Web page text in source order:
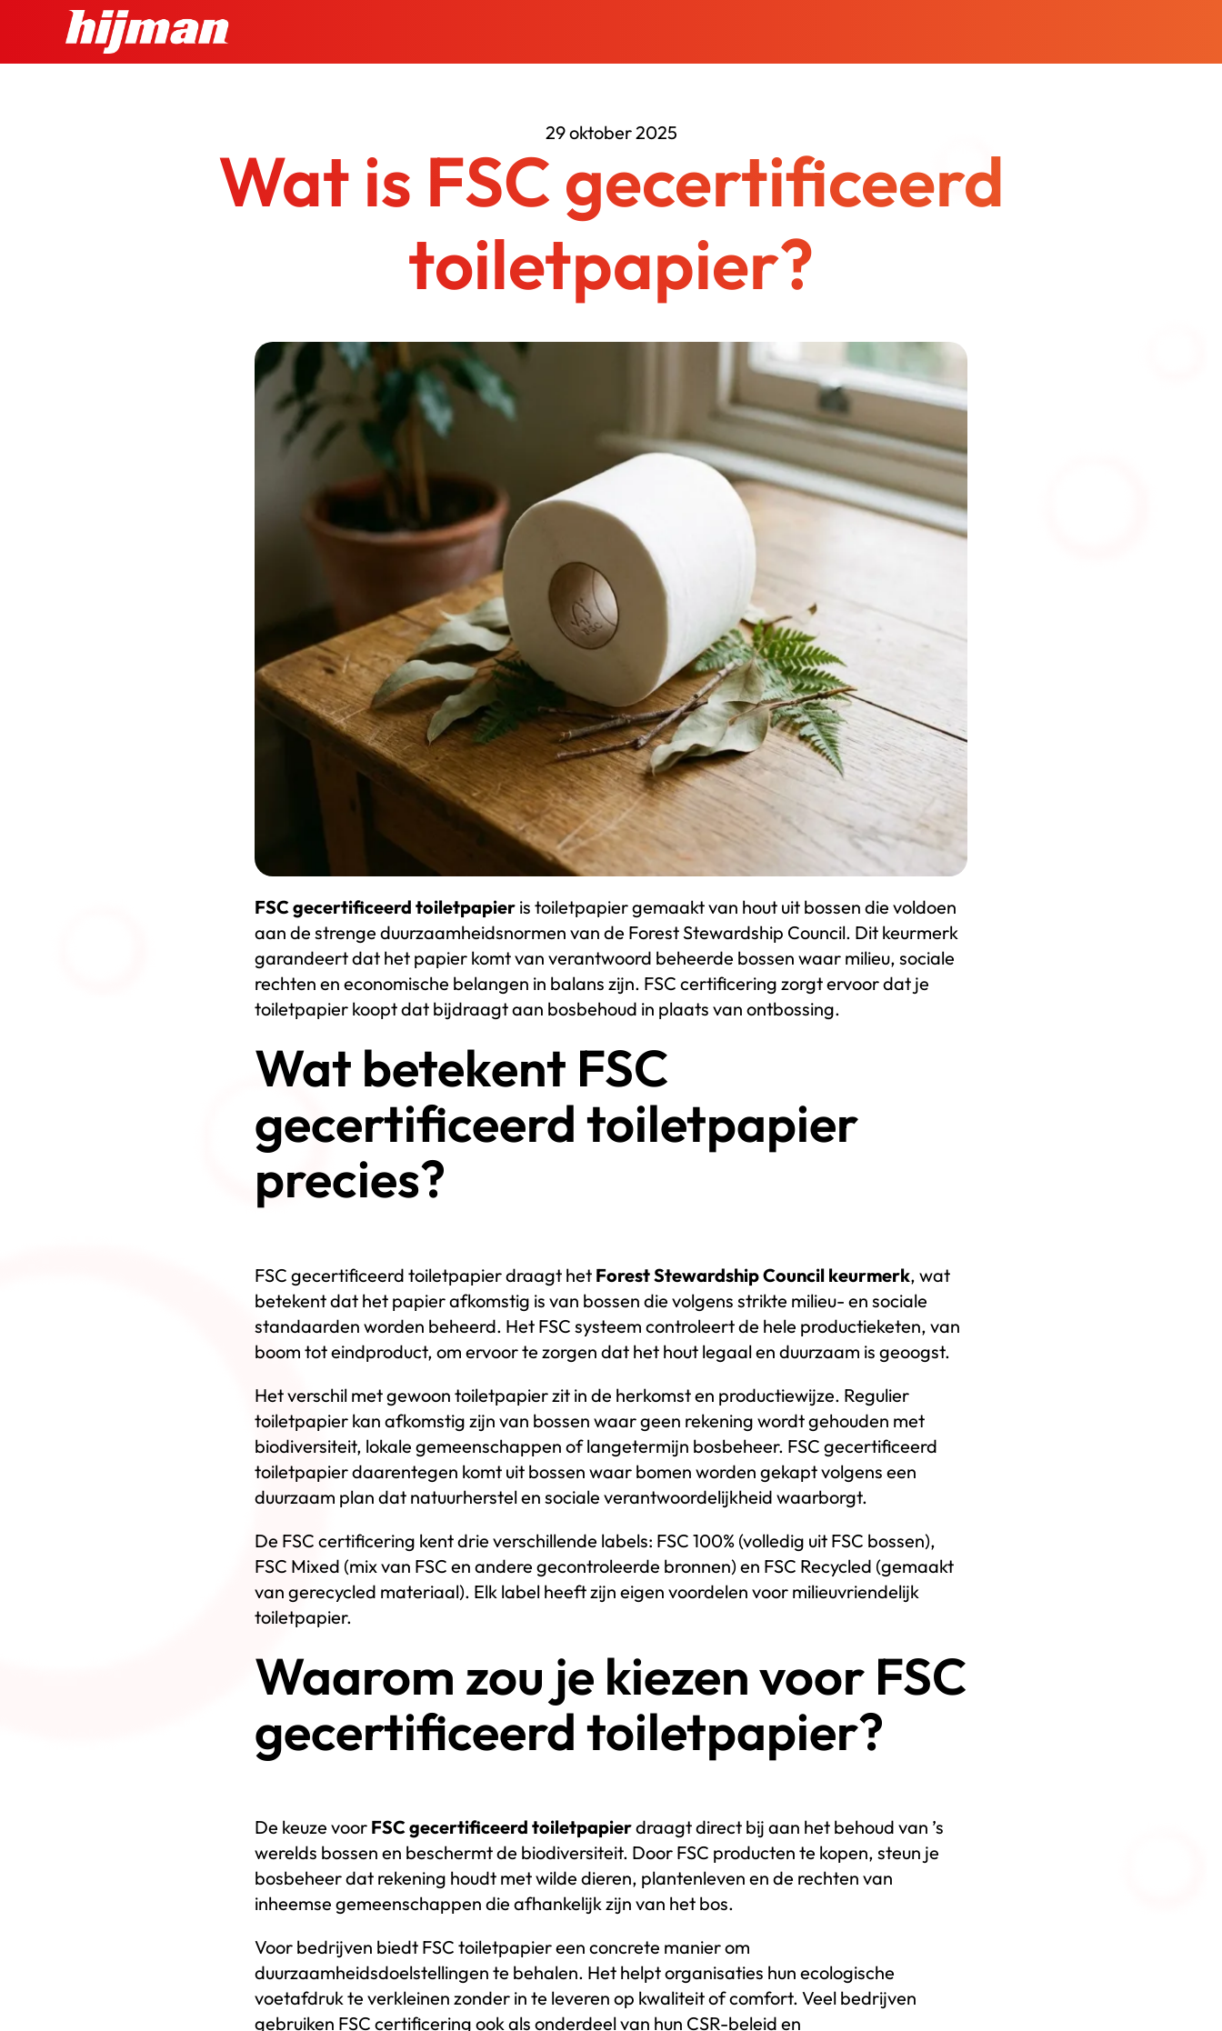
inhoud
29 oktober 2025
Wat is FSC gecertificeerd
toiletpapier?
FSC gecertificeerd toiletpapieris toiletpapier gemaakt van hout uit bossen die voldoen
aan de strenge duurzaamheidsnormen van de Forest Stewardship Council. Dit keurmerk
garandeert dat het papier komt van verantwoord beheerde bossen waar milieu, sociale
rechten en economische belangen in balans zijn. FSC certificering zorgt ervoor dat je
toiletpapier koopt dat bijdraagt aan bosbehoud in plaats van ontbossing.
Wat betekent FSC
gecertificeerd toiletpapier
precies?
FSC gecertificeerd toiletpapier draagt het Forest Stewardship Council keurmerk, wat
betekent dat het papier afkomstig is van bossen die volgens strikte milieu- en sociale
standaarden worden beheerd. Het FSC systeem controleert de hele productieketen, van
boom tot eindproduct, om ervoor te zorgen dat het hout legaal en duurzaam is geoogst.
Het verschil met gewoon toiletpapier zit in de herkomst en productiewijze. Regulier
toiletpapier kan afkomstig zijn van bossen waar geen rekening wordt gehouden met
biodiversiteit, lokale gemeenschappen of langetermijn bosbeheer. FSC gecertificeerd
toiletpapier daarentegen komt uit bossen waar bomen worden gekapt volgens een
duurzaam plan dat natuurherstel en sociale verantwoordelijkheid waarborgt.
De FSC certificering kent drie verschillende labels: FSC 100% (volledig uit FSC bossen),
FSC Mixed (mix van FSC en andere gecontroleerde bronnen) en FSC Recycled (gemaakt
van gerecycled materiaal). Elk label heeft zijn eigen voordelen voor milieuvriendelijk
toiletpapier.
Waarom zou je kiezen voor FSC
gecertificeerd toiletpapier?
De keuze voor FSC gecertificeerd toiletpapierdraagt direct bij aan het behoud van ’s
werelds bossen en beschermt de biodiversiteit. Door FSC producten te kopen, steun je
bosbeheer dat rekening houdt met wilde dieren, plantenleven en de rechten van
inheemse gemeenschappen die afhankelijk zijn van het bos.
Voor bedrijven biedt FSC toiletpapier een concrete manier om
duurzaamheidsdoelstellingen te behalen. Het helpt organisaties hun ecologische
voetafdruk te verkleinen zonder in te leveren op kwaliteit of comfort. Veel bedrijven
gebruiken FSC certificering ook als onderdeel van hun CSR-beleid en